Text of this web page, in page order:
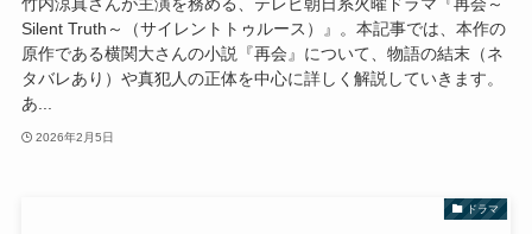
竹内涼真さんが主演を務める、テレビ朝日系火曜ドラマ『再会～
Silent Truth～（サイレントトゥルース）』。本記事では、本作の
原作である横関大さんの小説『再会』について、物語の結末（ネ
タバレあり）や真犯人の正体を中心に詳しく解説していきます。
あ...
2026年2月5日
ドラマ